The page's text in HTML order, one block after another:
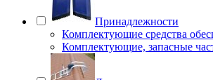
Принадлежности
Комплектующие средства
Комплектующие, запасные